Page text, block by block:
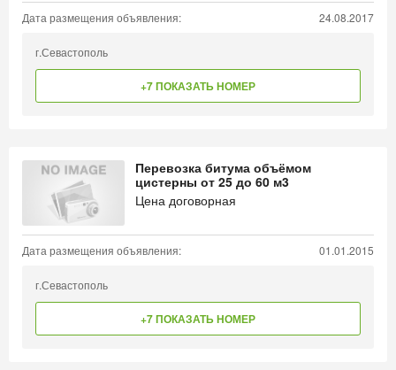
Дата размещения объявления: 24.08.2017
г.Севастополь
+7 ПОКАЗАТЬ НОМЕР
Перевозка битума объёмом
цистерны от 25 до 60 м3
Цена договорная
Дата размещения объявления: 01.01.2015
г.Севастополь
+7 ПОКАЗАТЬ НОМЕР